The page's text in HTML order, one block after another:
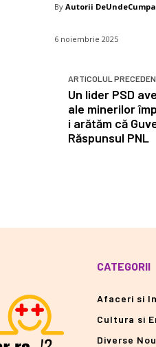
By Autorii
6 noiembrie 2025
ARTICOLUL
Un lider PSD
ale minerilor
i arătăm că
Răspunsul PNL
CATEGORII
Afaceri si
Cultura si
Diverse